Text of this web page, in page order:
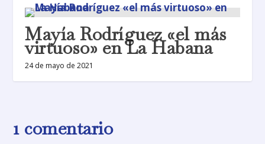
Mayía Rodríguez «el más
virtuoso» en La Habana
24 de mayo de 2021
1 comentario